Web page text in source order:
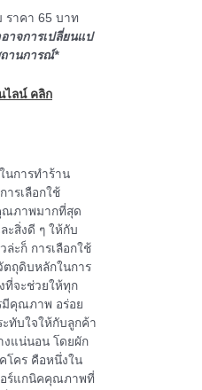
ราคา 65 บาท
าจการเปลี่ยนแป
านการณ์*
ไลน์ คลิก
นการทำร้าน
ารเลือกใช้
ณภาพมากที่สุด
ะสิ่งดี ๆ ให้กับ
ะก็ การเลือกใช้
ตถุดิบหลักในการ
ที่จะช่วยให้ทุก
มีคุณภาพ อร่อย
ทับใจให้กับลูกค้า
งแน่นอน โดยผัก
โคร คือหนึ่งใน
อร์แกนิคคุณภาพที่